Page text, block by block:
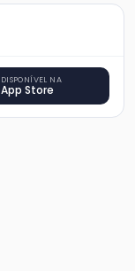
DISPONÍVEL NA
App Store